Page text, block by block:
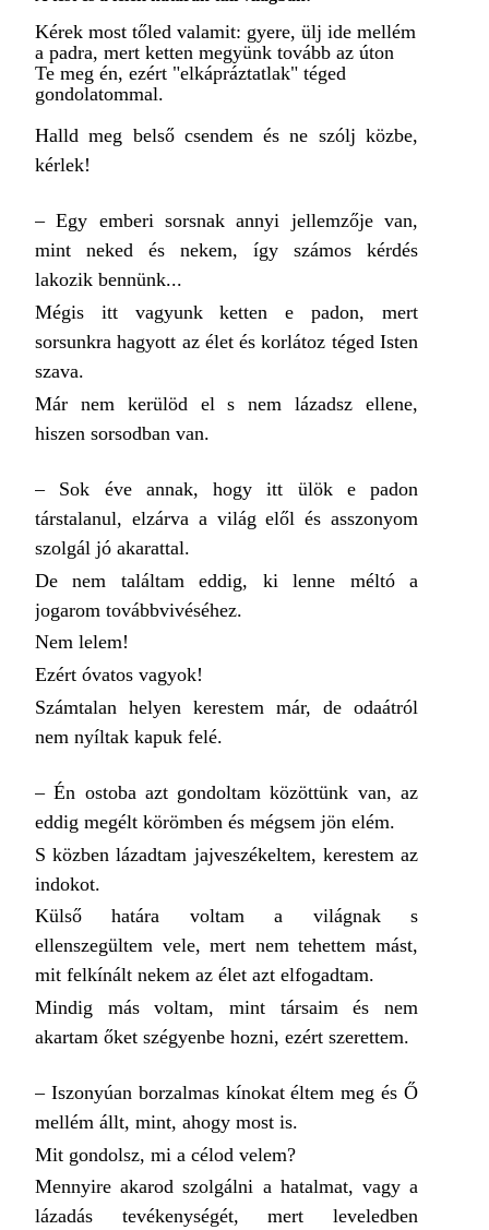
Kérek most tőled valamit: gyere, ülj ide mellém
a padra, mert ketten megyünk tovább az úton
Te meg én, ezért "elkápráztatlak" téged
gondolatommal.
Halld meg belső csendem és ne szólj közbe,
kérlek!
– Egy emberi sorsnak annyi jellemzője van,
mint neked és nekem, így számos kérdés
lakozik bennünk...
Mégis itt vagyunk ketten e padon, mert
sorsunkra hagyott az élet és korlátoz téged Isten
szava.
Már nem kerülöd el s nem lázadsz ellene,
hiszen sorsodban van.
– Sok éve annak, hogy itt ülök e padon
társtalanul, elzárva a világ elől és asszonyom
szolgál jó akarattal.
De nem találtam eddig, ki lenne méltó a
jogarom továbbvivéséhez.
Nem lelem!
Ezért óvatos vagyok!
Számtalan helyen kerestem már, de odaátról
nem nyíltak kapuk felé.
– Én ostoba azt gondoltam közöttünk van, az
eddig megélt körömben és mégsem jön elém.
S közben lázadtam jajveszékeltem, kerestem az
indokot.
Külső határa voltam a világnak s
ellenszegültem vele, mert nem tehettem mást,
mit felkínált nekem az élet azt elfogadtam.
Mindig más voltam, mint társaim és nem
akartam őket szégyenbe hozni, ezért szerettem.
– Iszonyúan borzalmas kínokat éltem meg és Ő
mellém állt, mint, ahogy most is.
Mit gondolsz, mi a célod velem?
Mennyire akarod szolgálni a hatalmat, vagy a
lázadás tevékenységét, mert leveledben